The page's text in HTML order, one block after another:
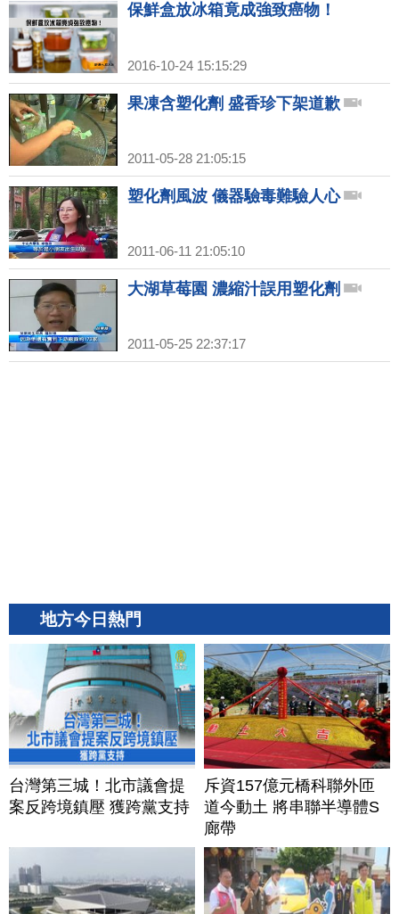
保鮮盒放冰箱竟成強致癌物！
2016-10-24 15:15:29
果凍含塑化劑 盛香珍下架道歉
2011-05-28 21:05:15
塑化劑風波 儀器驗毒難驗人心
2011-06-11 21:05:10
大湖草莓園 濃縮汁誤用塑化劑
2011-05-25 22:37:17
地方今日熱門
台灣第三城！北市議會提
案反跨境鎮壓 獲跨黨支持
斥資157億元橋科聯外匝
道今動土 將串聯半導體S
廊帶